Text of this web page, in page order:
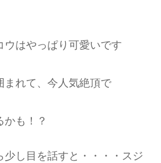
はやっぱり可愛いです
まれて、今人気絶頂で
も！？
少し目を話すと・・・・スジ